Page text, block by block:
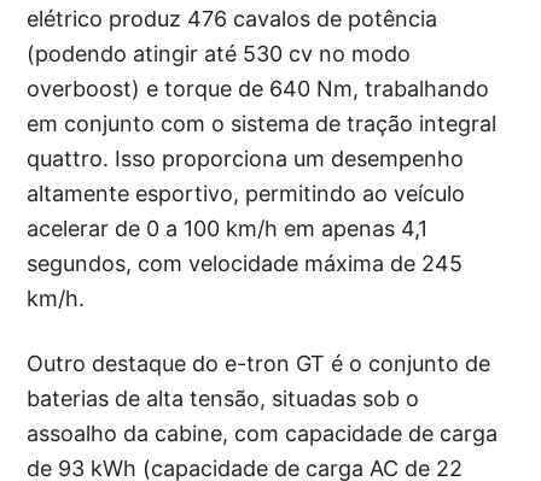
elétrico produz 476 cavalos de potência
(podendo atingir até 530 cv no modo
overboost) e torque de 640 Nm, trabalhando
em conjunto com o sistema de tração integral
quattro. Isso proporciona um desempenho
altamente esportivo, permitindo ao veículo
acelerar de 0 a 100 km/h em apenas 4,1
segundos, com velocidade máxima de 245
km/h.
Outro destaque do e-tron GT é o conjunto de
baterias de alta tensão, situadas sob o
assoalho da cabine, com capacidade de carga
de 93 kWh (capacidade de carga AC de 22